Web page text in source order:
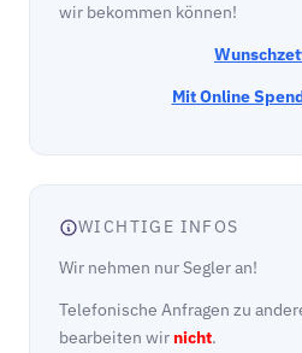
wir bekommen können!
Mit Online
WICHTIGE INFOS
Wir nehmen nur Segler an!
Telefonische Anfragen zu
bearbeiten wir nicht.